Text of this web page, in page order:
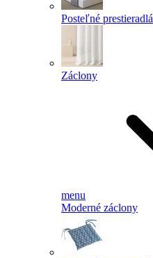
Posteľné prestieradlá
Záclony
menu
Moderné záclony